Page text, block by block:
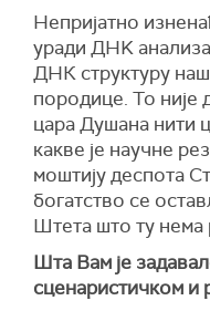
Непријатно
уради ДНK
ДНК структуру
породице. То није
цара Душана нити
какве је научне
моштију деспота
богатство се
Штета што ту нема
Шта Вам је
сценаристичком и